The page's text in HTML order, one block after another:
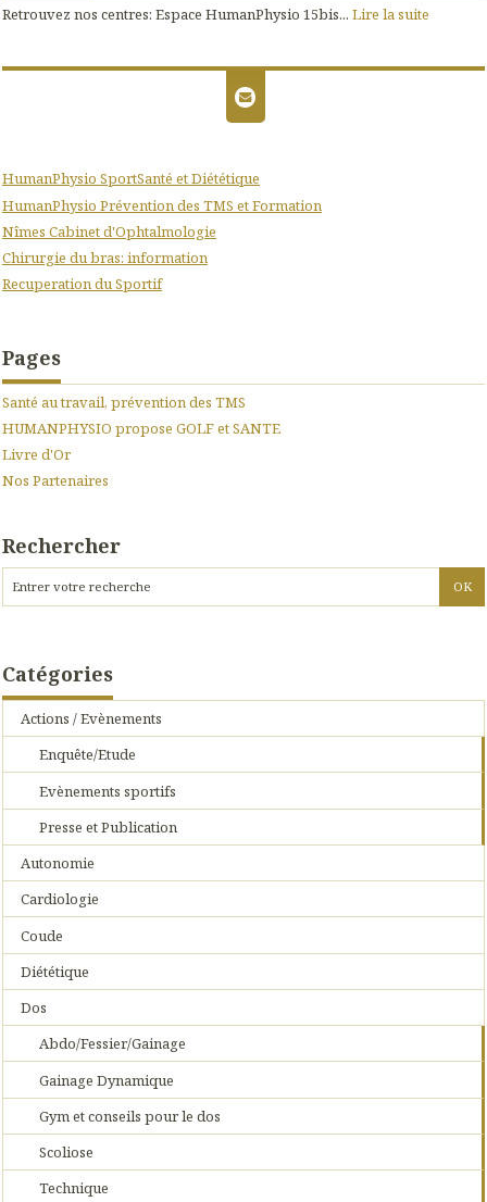
Retrouvez nos centres: Espace HumanPhysio 15bis... Lire la suite
HumanPhysio SportSanté et Diététique
HumanPhysio Prévention des TMS et Formation
Nîmes Cabinet d'Ophtalmologie
Chirurgie du bras: information
Recuperation du Sportif
Pages
Santé au travail, prévention des TMS
HUMANPHYSIO propose GOLF et SANTE
Livre d'Or
Nos Partenaires
Rechercher
Catégories
Actions / Evènements
Enquête/Etude
Evènements sportifs
Presse et Publication
Autonomie
Cardiologie
Coude
Diététique
Dos
Abdo/Fessier/Gainage
Gainage Dynamique
Gym et conseils pour le dos
Scoliose
Technique